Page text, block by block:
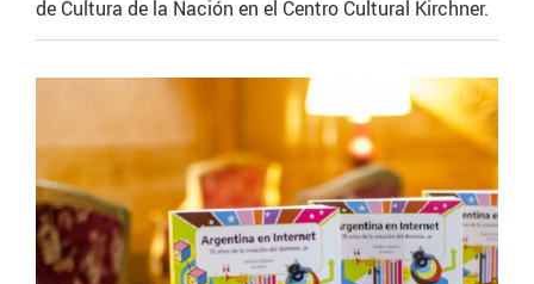
de Cultura de la Nación en el Centro Cultural Kirchner.